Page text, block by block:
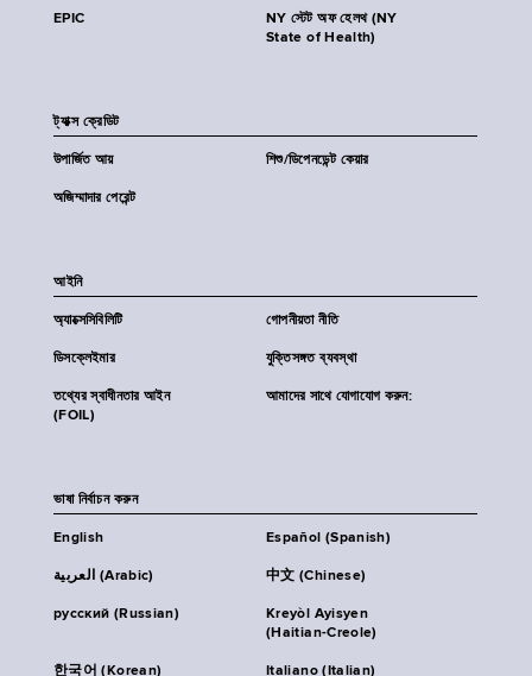
EPIC
NY স্টেট অফ হেলথ (NY
State of Health)
ট্যাক্স ক্রেডিট
উপার্জিত আয় শিশু/ডিপেনডেন্ট কেয়ার
অজিম্মাদার পেরেন্ট
আইনি
অ্যাক্সেসিবিলিটি গোপনীয়তা নীতি
ডিসক্লেইমার যুক্তিসঙ্গত ব্যবস্থা
তথ্যের স্বাধীনতার আইন
(FOIL)
আমাদের সাথে যোগাযোগ করুন:
ভাষা নির্বাচন করুন
English Español (Spanish)
العربية (Arabic) 中文 (Chinese)
русский (Russian)
Kreyòl Ayisyen
(Haitian-Creole)
한국어 (Korean) Italiano (Italian)